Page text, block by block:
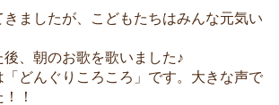
ましたが、こどもたちはみんな元気い
、朝のお歌を歌いました♪
どんぐりころころ」です。大きな声で
！